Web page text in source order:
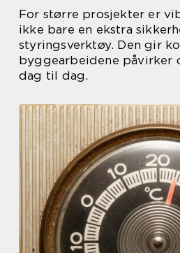
For større prosjekter er
ikke bare en ekstra
styringsverktøy. Den gir
byggearbeidene påvirker
dag til dag.